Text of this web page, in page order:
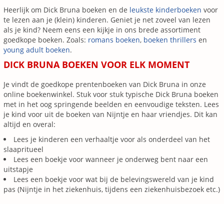
Heerlijk om Dick Bruna boeken en de leukste kinderboeken voor
te lezen aan je (klein) kinderen. Geniet je net zoveel van lezen
als je kind? Neem eens een kijkje in ons brede assortiment
goedkope boeken. Zoals: romans boeken, boeken thrillers en
young adult boeken.
DICK BRUNA BOEKEN VOOR ELK MOMENT
Je vindt de goedkope prentenboeken van Dick Bruna in onze
online boekenwinkel. Stuk voor stuk typische Dick Bruna boeken
met in het oog springende beelden en eenvoudige teksten. Lees
je kind voor uit de boeken van Nijntje en haar vriendjes. Dit kan
altijd en overal:
Lees je kinderen een verhaaltje voor als onderdeel van het
slaapritueel
Lees een boekje voor wanneer je onderweg bent naar een
uitstapje
Lees een boekje voor wat bij de belevingswereld van je kind
pas (Nijntje in het ziekenhuis, tijdens een ziekenhuisbezoek etc.)